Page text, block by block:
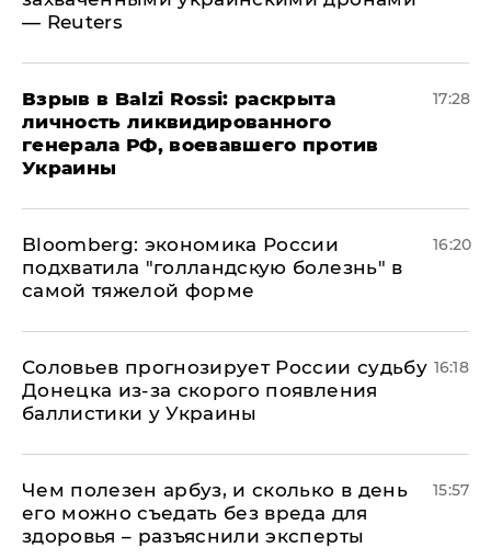
— Reuters
​Взрыв в Balzi Rossi: раскрыта
личность ликвидированного
генерала РФ, воевавшего против
Украины
17:28
Bloomberg: экономика России
подхватила "голландскую болезнь" в
самой тяжелой форме
16:20
Соловьев прогнозирует России судьбу
Донецка из-за скорого появления
баллистики у Украины
16:18
Чем полезен арбуз, и сколько в день
его можно съедать без вреда для
здоровья – разъяснили эксперты
15:57